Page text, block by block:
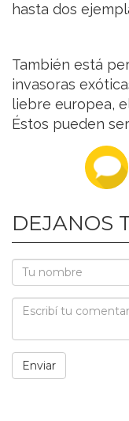
hasta dos
También está
invasoras
liebre europea,
Éstos pueden
DEJANOS